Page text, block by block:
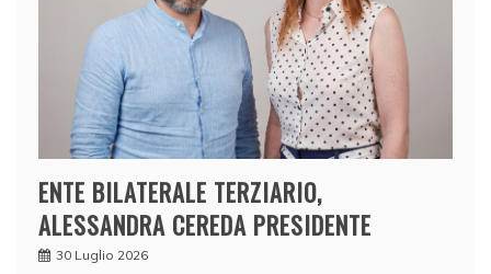
ENTE BILATERALE TERZIARIO,
ALESSANDRA CEREDA PRESIDENTE
30 Luglio 2026